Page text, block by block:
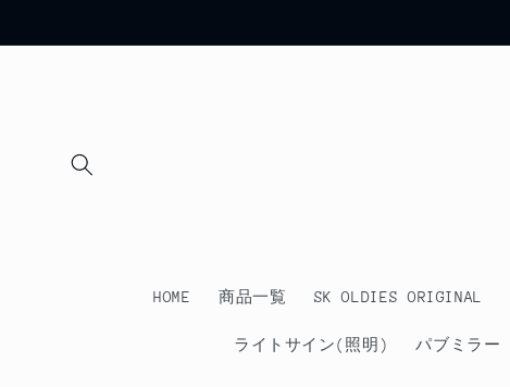
進む
HOME 商品一覧 SK OLDIES ORIGINAL
ライトサイン(照明) パブミラー